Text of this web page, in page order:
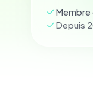
Membre
Depuis